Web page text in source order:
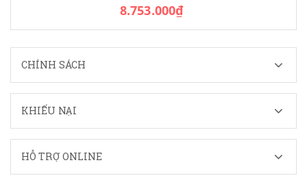
8.753.000₫
CHÍNH SÁCH
KHIẾU NẠI
HỖ TRỢ ONLINE